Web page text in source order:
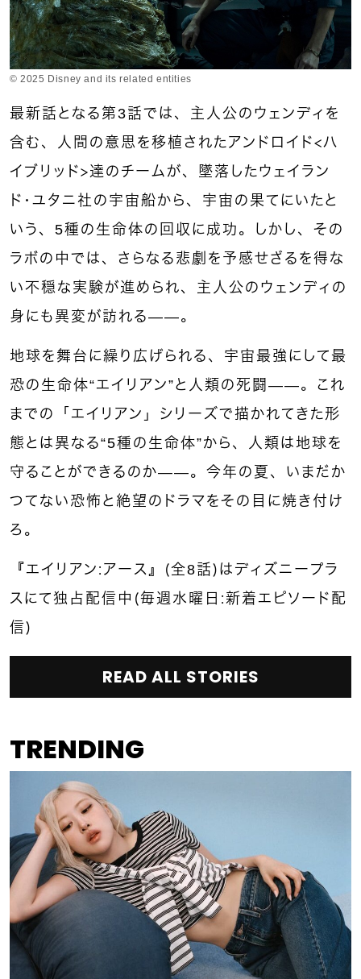
© 2025 Disney and its related entities
最新話となる第3話では、主人公のウェンディを
含む、人間の意思を移植されたアンドロイド＜ハ
イブリッド＞達のチームが、墜落したウェイラン
ド・ユタニ社の宇宙船から、宇宙の果てにいたと
いう、5種の生命体の回収に成功。しかし、その
ラボの中では、さらなる悲劇を予感せざるを得な
い不穏な実験が進められ、主人公のウェンディの
身にも異変が訪れる——。
地球を舞台に繰り広げられる、宇宙最強にして最
恐の生命体“エイリアン”と人類の死闘——。これ
までの「エイリアン」シリーズで描かれてきた形
態とは異なる“5種の生命体”から、人類は地球を
守ることができるのか——。今年の夏、いまだか
つてない恐怖と絶望のドラマをその目に焼き付け
ろ。
『エイリアン：アース』（全8話）はディズニープラ
スにて独占配信中（毎週水曜日：新着エピソード配
信）
READ ALL STORIES
TRENDING